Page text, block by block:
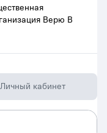
Верю В
Личный кабинет